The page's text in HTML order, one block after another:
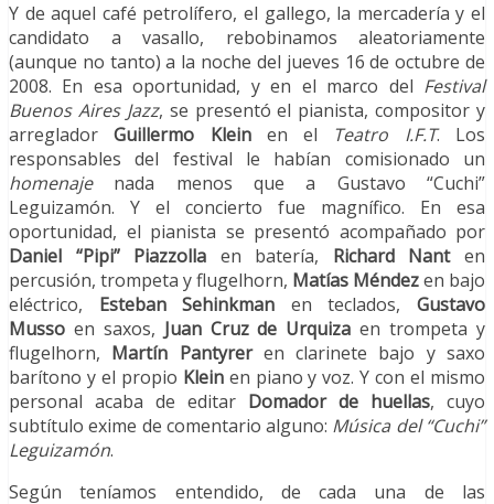
Y de aquel café petrolífero, el gallego, la mercadería y el
candidato a vasallo, rebobinamos aleatoriamente
(aunque no tanto) a la noche del jueves 16 de octubre de
2008. En esa oportunidad, y en el marco del Festival
Buenos Aires Jazz, se presentó el pianista, compositor y
arregladorGuillermo Kleinen el Teatro I.F.T. Los
responsables del festival le habían comisionado un
homenajenada menos que a Gustavo “Cuchi”
Leguizamón. Y el concierto fue magnífico. En esa
oportunidad, el pianista se presentó acompañado por
Daniel “Pipi” Piazzolla en batería, Richard Nanten
percusión, trompeta y flugelhorn, Matías Méndezen bajo
eléctrico, Esteban Sehinkman en teclados,Gustavo
Musso en saxos, Juan Cruz de Urquiza en trompeta y
flugelhorn, Martín Pantyreren clarinete bajo y saxo
barítono y el propio Kleinen piano y voz. Y con el mismo
personal acaba de editar Domador de huellas, cuyo
subtítulo exime de comentario alguno: Música del “Cuchi”
Leguizamón.
Según teníamos entendido, de cada una de las